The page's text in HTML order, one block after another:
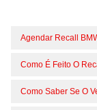
Agendar Recall
Como É Feito O
Como Saber Se O